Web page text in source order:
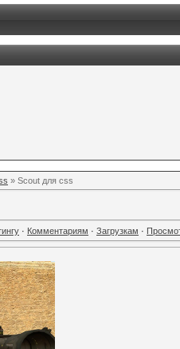
» Scout для css
· Комментариям · Загрузкам ·